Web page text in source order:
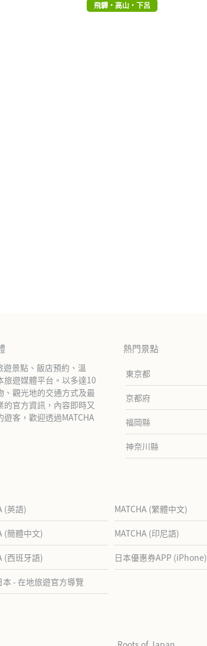
飛驒・高山・下呂
遊景點、飯店預約、溫
旅遊媒體平台。以多達10
觀光地的交通方式及最
官方資訊，內容即時又
客，歡迎透過MATCHA
熱門景點
東京都
京都府
福岡縣
神奈川縣
(英語) MATCHA (繁體中文)
(簡體中文) MATCHA (印尼語)
(西班牙語) 日本優惠券APP (iPhone)
- 在地旅遊官方導覽